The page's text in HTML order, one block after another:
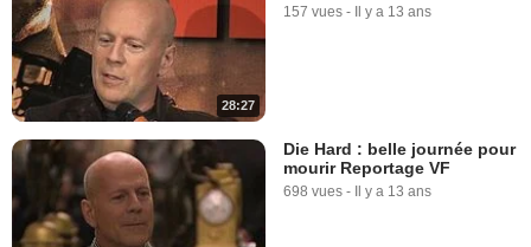
28:27
157 vues - Il y a 13 ans
Die Hard : belle journée pour
mourir Reportage VF
698 vues - Il y a 13 ans